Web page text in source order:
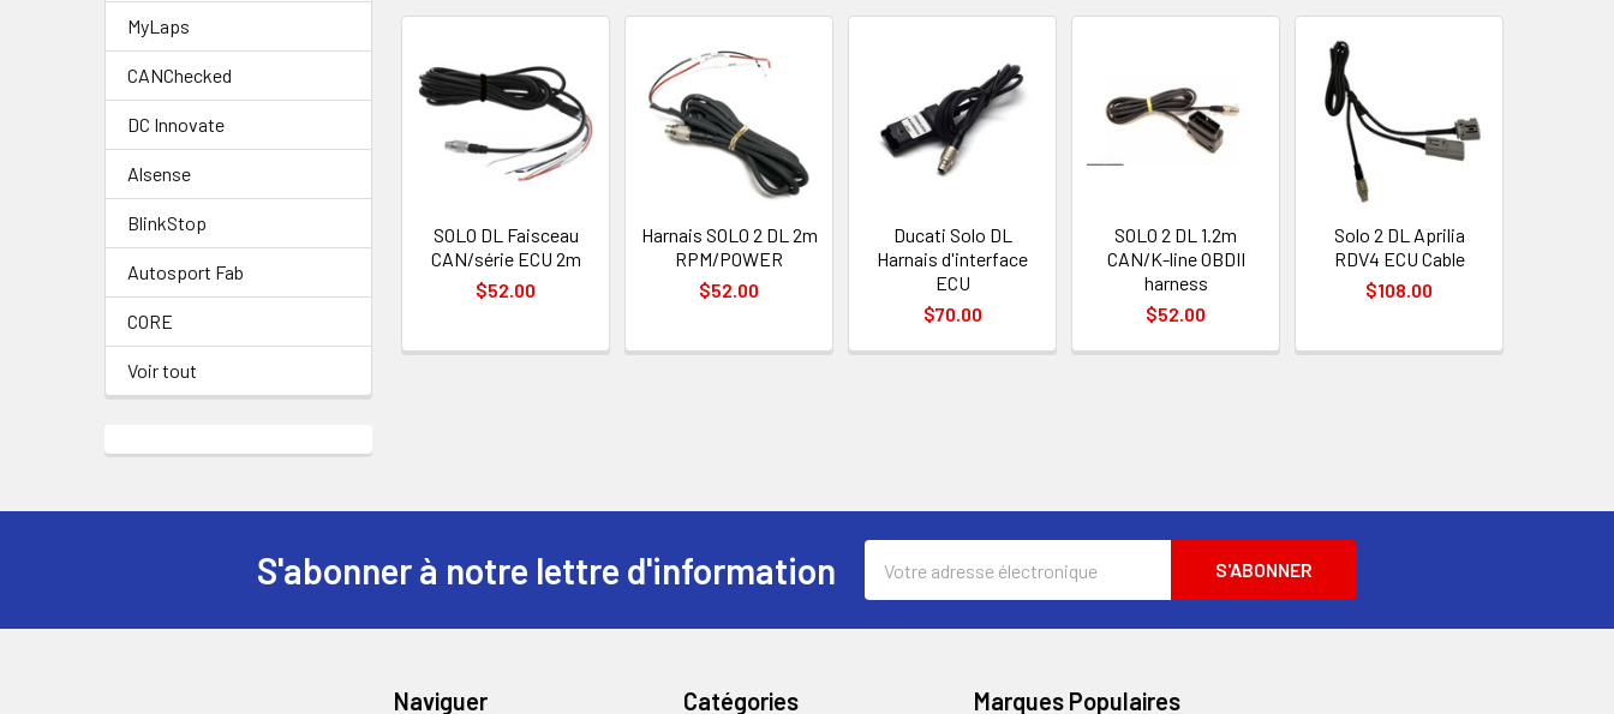
MyLaps
CANChecked
DC Innovate
Alsense
BlinkStop
Autosport Fab
CORE
Voir tout
Produits
apparentés
SOLO DL Faisceau
CAN/série ECU 2m
$52.00
Harnais SOLO 2 DL 2m
RPM/POWER
$52.00
Ducati Solo DL
Harnais d'interface
ECU
$70.00
SOLO 2 DL 1.2m
CAN/K-line OBDII
harness
$52.00
Solo 2 DL Aprilia
RDV4 ECU Cable
$108.00
de
S'abonner à notre lettre d'information
électronique
Naviguer Catégories Marques Populaires